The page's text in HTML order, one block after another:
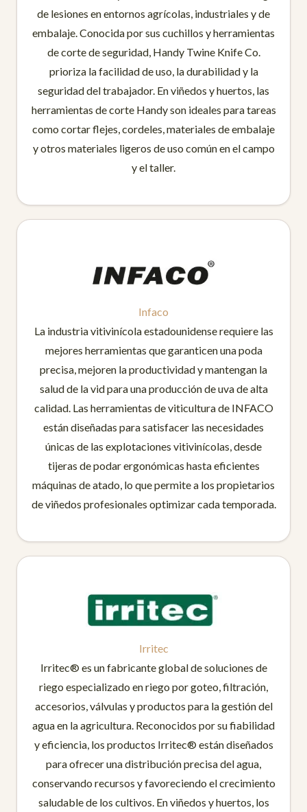
de lesiones en entornos agrícolas, industriales y de
embalaje. Conocida por sus cuchillos y herramientas
de corte de seguridad, Handy Twine Knife Co.
prioriza la facilidad de uso, la durabilidad y la
seguridad del trabajador. En viñedos y huertos, las
herramientas de corte Handy son ideales para tareas
como cortar flejes, cordeles, materiales de embalaje
y otros materiales ligeros de uso común en el campo
y el taller.
Infaco
La industria vitivinícola estadounidense requiere las
mejores herramientas que garanticen una poda
precisa, mejoren la productividad y mantengan la
salud de la vid para una producción de uva de alta
calidad. Las herramientas de viticultura de INFACO
están diseñadas para satisfacer las necesidades
únicas de las explotaciones vitivinícolas, desde
tijeras de podar ergonómicas hasta eficientes
máquinas de atado, lo que permite a los propietarios
de viñedos profesionales optimizar cada temporada.
Irritec
Irritec® es un fabricante global de soluciones de
riego especializado en riego por goteo, filtración,
accesorios, válvulas y productos para la gestión del
agua en la agricultura. Reconocidos por su fiabilidad
y eficiencia, los productos Irritec® están diseñados
para ofrecer una distribución precisa del agua,
conservando recursos y favoreciendo el crecimiento
saludable de los cultivos. En viñedos y huertos, los